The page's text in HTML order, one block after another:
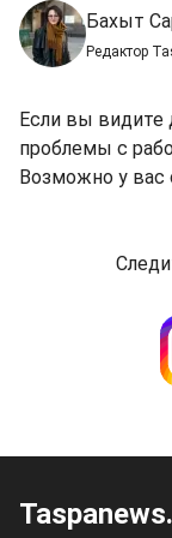
Бахыт
Редактор
Если вы видите
проблемы с
Возможно у вас